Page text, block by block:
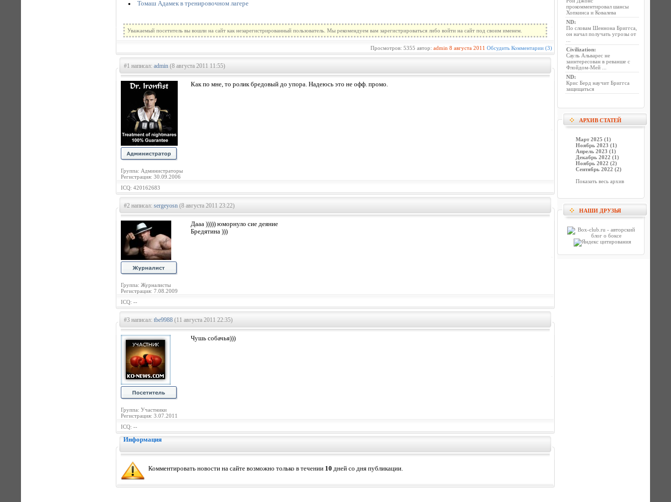
Томаш Адамек в тренировочном лагере
Уважаемый посетитель вы вошли на сайт как незарегистрированный пользователь. Мы рекомендуем вам зарегистрироваться либо войти на сайт под своим именем.
Просмотров: 5355 автор: admin 8 августа 2011 Обсудить Комментарии (3)
#1 написал: admin (8 августа 2011 11:55)
Группа: Администраторы
Регистрация: 30.09.2006
Как по мне, то ролик бредовый до упора. Надеюсь это не офф. промо.
ICQ: 420162683
#2 написал: sergeyosn (8 августа 2011 23:22)
Группа: Журналисты
Регистрация: 7.08.2009
Дааа ))))) юморнуло сие деяние
Бредятина )))
ICQ: --
#3 написал: tbe9988 (11 августа 2011 22:35)
Группа: Участники
Регистрация: 3.07.2011
Чушь собачья)))
ICQ: --
Информация
Комментировать новости на сайте возможно только в течении 10 дней со дня публикации.
прокомментировал шансы
Хопкинса и Ковалева
ND:
По словам Шеннона Бриггса,
он начал получать угрозы от
Civilization:
Сауль Альварес не
заинтересован в реванше с
Флойдом-Мей ...
ND:
Крис Берд научит Бриггса
защищаться
АРХИВ СТАТЕЙ
Март 2025 (1)
Ноябрь 2023 (1)
Апрель 2023 (1)
Декабрь 2022 (1)
Ноябрь 2022 (2)
Сентябрь 2022 (2)
Показать весь архив
НАШИ ДРУЗЬЯ